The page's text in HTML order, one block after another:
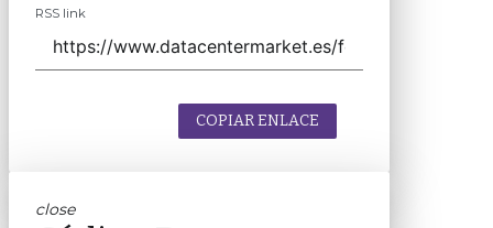
RSS link
COPIAR ENLACE
close